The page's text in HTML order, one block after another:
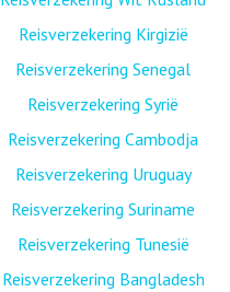
Reisverzekering Kirgizië
Reisverzekering Senegal
Reisverzekering Syrië
Reisverzekering Cambodja
Reisverzekering Uruguay
Reisverzekering Suriname
Reisverzekering Tunesië
Reisverzekering Bangladesh